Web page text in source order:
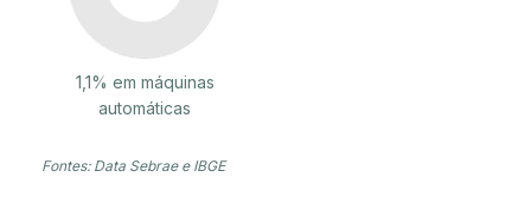
1,1% em máquinas
automáticas
Fontes: Data Sebrae e IBGE